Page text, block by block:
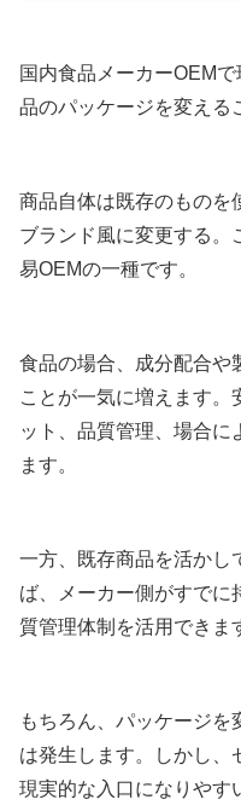
国内食品メーカーOEM
品のパッケージを変える
商品自体は既存のものを
ブランド風に変更する。
易OEMの一種です。
食品の場合、成分配合や
ことが一気に増えます。
ット、品質管理、場合に
ます。
一方、既存商品を活かし
ば、メーカー側がすでに
質管理体制を活用できま
もちろん、パッケージを
は発生します。しかし、
現実的な入口になりやす